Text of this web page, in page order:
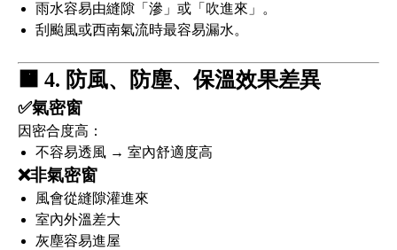
雨水容易由縫隙「滲」或「吹進來」。
刮颱風或西南氣流時最容易漏水。
🟧 4. 防風、防塵、保溫效果差異
✅氣密窗
因密合度高：
不容易透風 → 室內舒適度高
❌非氣密窗
風會從縫隙灌進來
室內外溫差大
灰塵容易進屋